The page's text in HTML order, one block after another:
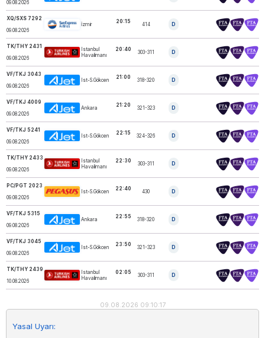
09.08.2026
XQ/SXS 7292
09.08.2026
SUNEXPRESS İzmir 20:15 414 D
TK/THY 2431
09.08.2026
TURKISH AIRLINES
Istanbul
Havalimanı
20:40 303-311 D
VF/TKJ 3043
09.08.2026
AJET Ist-S.Gökcen 21:00 318-320 D
VF/TKJ 4009
09.08.2026
AJET Ankara 21:20 321-323 D
VF/TKJ 5241
09.08.2026
AJET Ist-S.Gökcen 22:15 324-326 D
TK/THY 2433
09.08.2026
TURKISH AIRLINES
Istanbul
Havalimanı
22:30 303-311 D
PC/PGT 2023
09.08.2026
PEGASUS Ist-S.Gökcen 22:40 430 D
VF/TKJ 5315
09.08.2026
AJET Ankara 22:55 318-320 D
VF/TKJ 3045
09.08.2026
AJET Ist-S.Gökcen 23:50 321-323 D
TK/THY 2439
10.08.2026
TURKISH AIRLINES
Istanbul
Havalimanı
02:05 303-311 D
09.08.2026 09:10:17
Yasal Uyarı: